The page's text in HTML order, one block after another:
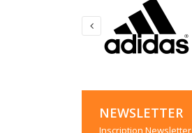
NEWSLETTER
Inscription Newsletter